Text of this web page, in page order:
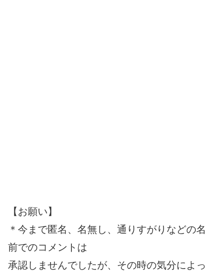
【お願い】
＊今まで匿名、名無し、通りすがりなどの名
前でのコメントは
承認しませんでしたが、その時の気分によっ